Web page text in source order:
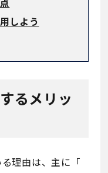
しよう
るメリッ
理由は、主に「